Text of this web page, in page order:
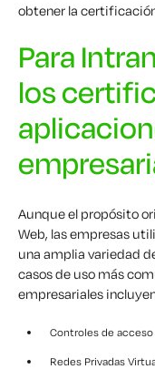
obtener la
Para
los
Aunque el propósito
Web, las empresas
una amplia variedad
casos de uso más
empresariales
Controles de acceso
Redes Privadas